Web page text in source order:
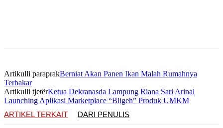
Artikulli paraprakBerniat Akan Panen Ikan Malah Rumahnya
Terbakar
Artikulli tjetërKetua Dekranasda Lampung Riana Sari Arinal
Launching Aplikasi Marketplace “Bligeh” Produk UMKM
ARTIKEL TERKAIT
DARI PENULIS